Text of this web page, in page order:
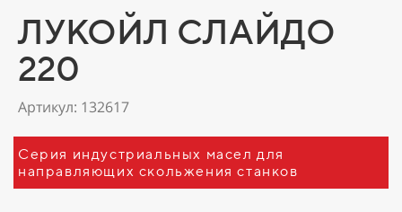
ЛУКОЙЛ СЛАЙДО
220
Артикул: 132617
Серия индустриальных масел для
направляющих скольжения станков